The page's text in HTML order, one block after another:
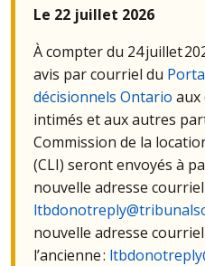
Le 22 juillet 2026
À compter du 24 juillet
avis par courriel du
décisionnels Ontario aux
intimés et aux autres
Commission de la
(CLI) seront envoyés à
nouvelle adresse courriel
nouvelle adresse
l’ancienne :